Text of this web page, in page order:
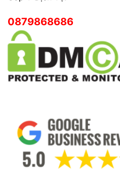
0879868686